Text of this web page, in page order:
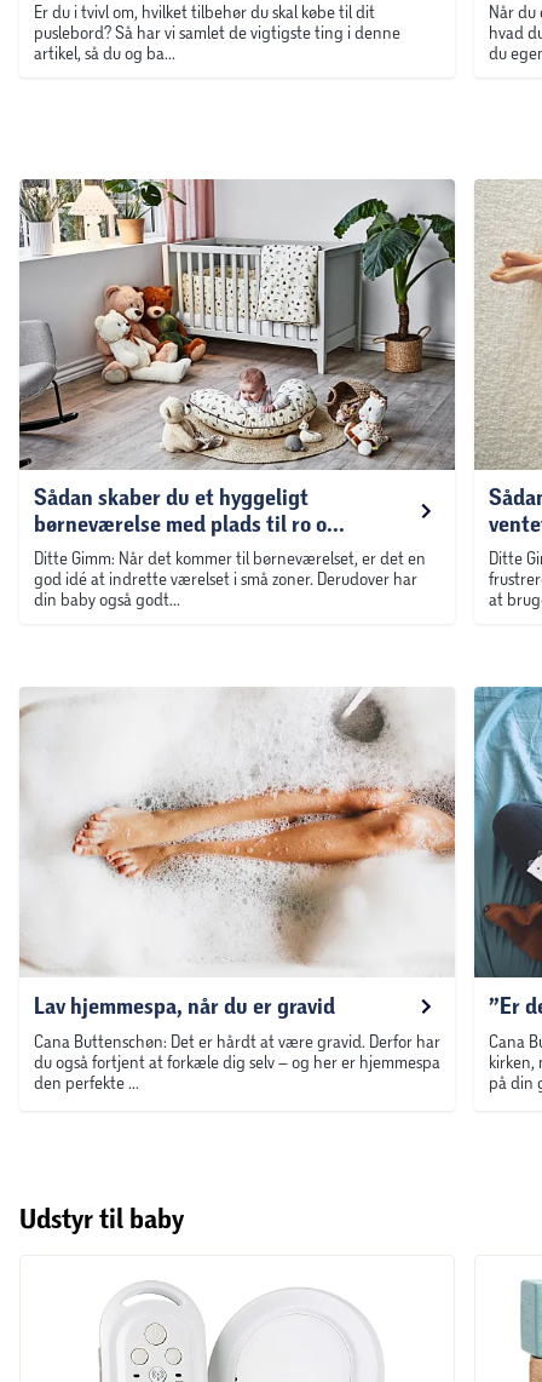
Er du i tvivl om, hvilket tilbehør du skal købe til dit
puslebord? Så har vi samlet de vigtigste ting i denne
artikel, så du og ba...
Når
hvad
du
Sådan skaber du et hyggeligt
børneværelse med plads til ro o...
Ditte Gimm: Når det kommer til børneværelset, er det en
god idé at indrette værelset i små zoner. Derudover har
din baby også godt...
Ditte
at
Lav hjemmespa, når du er gravid
Cana Buttenschøn: Det er hårdt at være gravid. Derfor har
du også fortjent at forkæle dig selv – og her er hjemmespa
den perfekte ...
”Er
Cana
kirken,
på din
Udstyr til baby